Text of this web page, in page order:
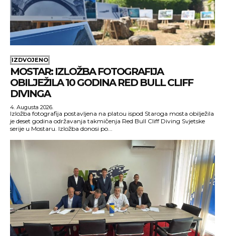
IZDVOJENO
MOSTAR: IZLOŽBA FOTOGRAFIJA
OBILJEŽILA 10 GODINA RED BULL CLIFF
DIVINGA
4. Augusta 2026.
Izložba fotografija postavljena na platou ispod Staroga mosta obilježila
je deset godina održavanja takmičenja Red Bull Cliff Diving Svjetske
serije u Mostaru. Izložba donosi po...